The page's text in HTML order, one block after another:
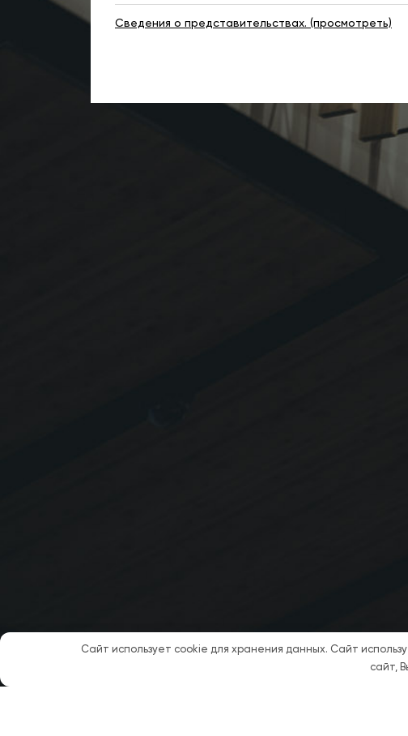
Сведения о представительствах. (просмотреть)
Сайт использует cookie для хранения данных. Сайт
сайт,